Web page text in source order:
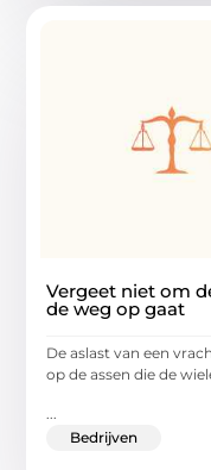
Vergeet niet om
de weg op gaat
De aslast van een
op de assen die de
Bedrijven